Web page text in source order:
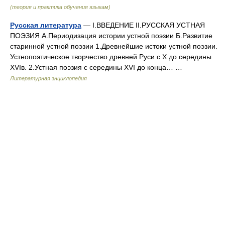
(теория и практика обучения языкам)
Русская литература — I.ВВЕДЕНИЕ II.РУССКАЯ УСТНАЯ
ПОЭЗИЯ А.Периодизация истории устной поэзии Б.Развитие
старинной устной поэзии 1.Древнейшие истоки устной поэзии.
Устнопоэтическое творчество древней Руси с X до середины
XVIв. 2.Устная поэзия с середины XVI до конца… …
Литературная энциклопедия